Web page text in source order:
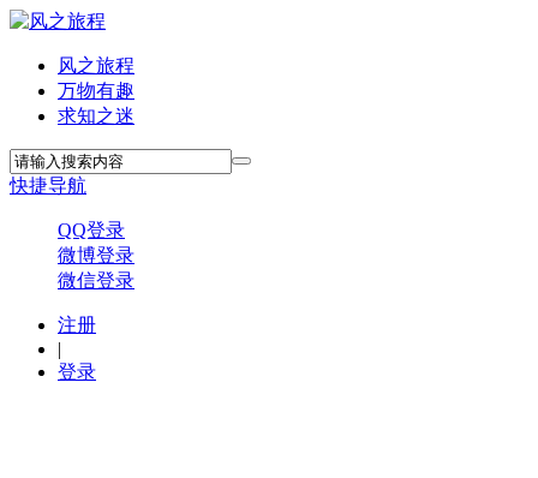
风之旅程
万物有趣
求知之迷
快捷导航
QQ登录
微博登录
微信登录
注册
|
登录